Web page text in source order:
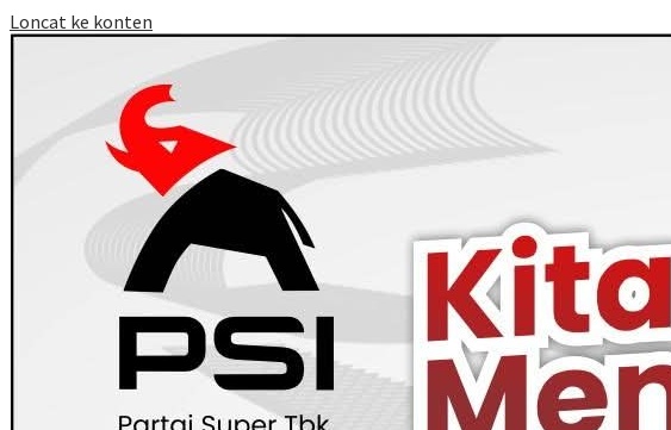
Loncat ke konten